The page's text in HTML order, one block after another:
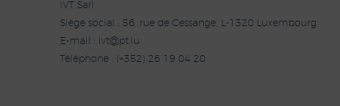
IVT Sarl
Siège social : 56, rue de Cessange, L-1320 Luxembourg
E-mail :
ul.t
p@tv
i
Téléphone : (+352) 26 19 04 20